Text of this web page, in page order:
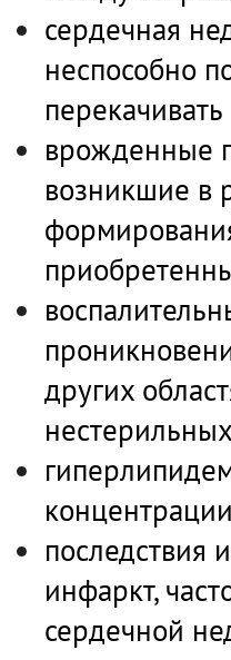
сердечная
неспособно
врожденные
возникшие в
других
последствия
инфаркт,
сердечной